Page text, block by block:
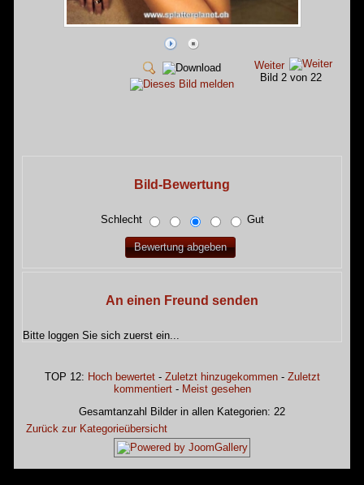
Weiter
Bild 2 von 22
Bild-Bewertung
Schlecht Gut
An einen Freund senden
Bitte loggen Sie sich zuerst ein...
TOP 12: Hoch bewertet- Zuletzt hinzugekommen- Zuletzt
kommentiert- Meist gesehen
Gesamtanzahl Bilder in allen Kategorien: 22
Zurück zur Kategorieübersicht